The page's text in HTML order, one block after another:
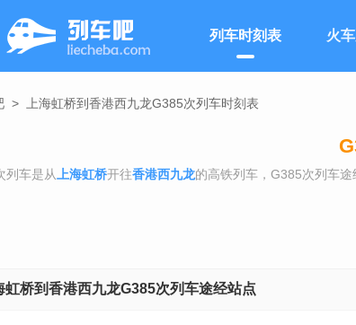
列车时刻表 火
> 上海虹桥到香港西九龙G385次列车时刻表
列车是从 上海虹桥开往香港西九龙的高铁列车，G385次列车
虹桥到香港西九龙G385次列车途经站点